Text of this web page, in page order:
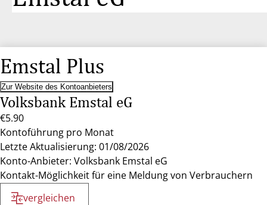
Emstal Plus
Zur Website des Kontoanbieters
Volksbank Emstal eG
€5.90
Kontoführung pro Monat
Letzte Aktualisierung: 01/08/2026
Konto-Anbieter: Volksbank Emstal eG
Kontakt-Möglichkeit für eine Meldung von Verbrauchern
vergleichen